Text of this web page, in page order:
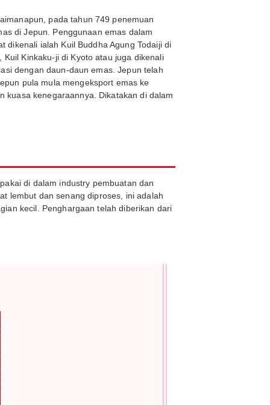
pada tahun 749 penemuan
di Jepun. Penggunaan emas dalam
ialah Kuil Buddha Agung Todaiji di
Kinkaku-ji di Kyoto atau juga dikenali
dengan daun-daun emas. Jepun telah
pula mula mengeksport emas ke
kuasa kenegaraannya. Dikatakan di dalam
di dalam industry pembuatan dan
lembut dan senang diproses, ini adalah
kecil. Penghargaan telah diberikan dari